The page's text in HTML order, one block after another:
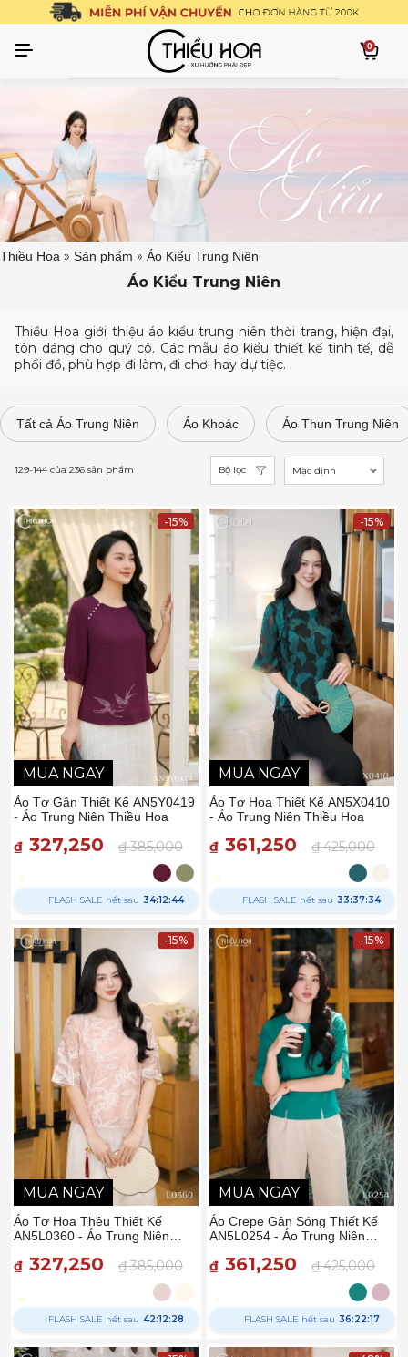
0
Thiều Hoa » Sản phẩm » Áo Kiểu Trung Niên
Áo Kiểu Trung Niên
Thiều Hoa giới thiệu áo kiểu trung niên thời trang, hiện đại,
tôn dáng cho quý cô. Các mẫu áo kiểu thiết kế tinh tế, dễ
phối đồ, phù hợp đi làm, đi chơi hay dự tiệc.
Tất cả Áo Trung Niên Áo Khoác Áo Thun Trung Niên
129-144của 236 sản phẩm Bộ lọc Mặc định
MUA NGAY
-15%
Áo Tơ Gân Thiết Kế AN5Y0419
- Áo Trung Niên Thiều Hoa
₫ 327,250 ₫ 385,000
FLASH SALE hết sau 34:12:43
MUA NGAY
-15%
Áo Tơ Hoa Thiết Kế AN5X0410
- Áo Trung Niên Thiều Hoa
₫ 361,250 ₫ 425,000
FLASH SALE hết sau 33:37:33
MUA NGAY
-15%
Áo Tơ Hoa Thêu Thiết Kế
AN5L0360 - Áo Trung Niên
₫ 327,250 ₫ 385,000
FLASH SALE hết sau 42:12:27
MUA NGAY
-15%
Áo Crepe Gân Sóng Thiết Kế
AN5L0254 - Áo Trung Niên
₫ 361,250 ₫ 425,000
FLASH SALE hết sau 36:22:16